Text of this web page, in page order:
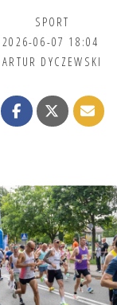
SPORT
2026-06-07 18:04
ARTUR DYCZEWSKI